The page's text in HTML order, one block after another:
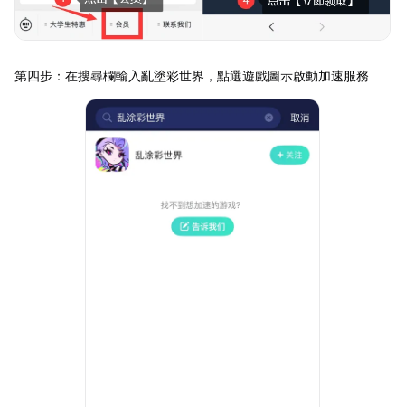
第四步：在搜尋欄輸入亂塗彩世界，點選遊戲圖示啟動加速服務